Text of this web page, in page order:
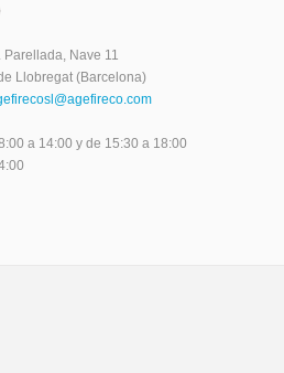
Nave 11
Llobregat (Barcelona)
a 14:00 y de 15:30 a 18:00